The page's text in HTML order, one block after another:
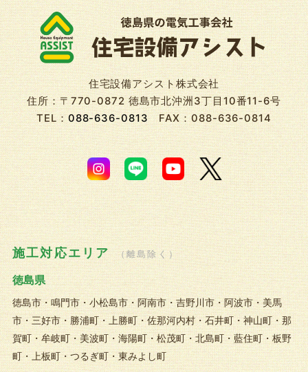
住宅設備アシスト株式会社
住所：〒770-0872 徳島市北沖洲3丁目10番11-6号
TEL：088-636-0813FAX：088-636-0814
施工対応エリア （離島除く）
徳島県
徳島市・鳴門市・小松島市・阿南市・吉野川市・阿波市・美馬
市・三好市・勝浦町・上勝町・佐那河内村・石井町・神山町・那
賀町・牟岐町・美波町・海陽町・松茂町・北島町・藍住町・板野
町・上板町・つるぎ町・東みよし町